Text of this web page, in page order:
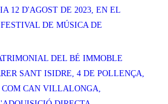
12 D'AGOST DE 2023, EN EL
DE MÚSICA DE
DEL BÉ IMMOBLE
SANT ISIDRE, 4 DE POLLENÇA,
COM CAN VILLALONGA,